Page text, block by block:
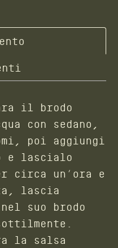
il brodo
con sedano,
poi aggiungi
lascialo
circa un’ora e
lascia
suo brodo
la salsa